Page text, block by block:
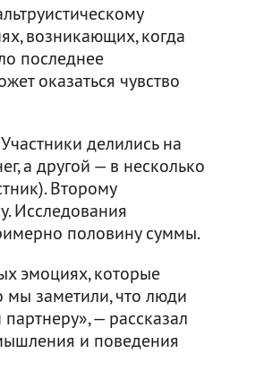
возникающих, когда
последнее
оказаться чувство
делились на
а другой — в несколько
Второму
Исследования
половину суммы.
эмоциях, которые
мы заметили, что люди
— рассказал
и поведения